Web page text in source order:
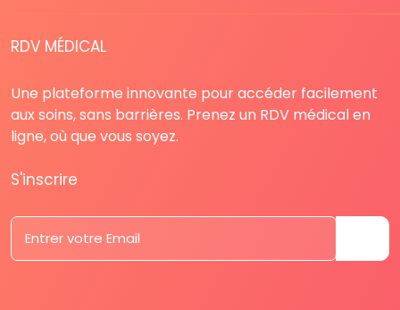
RDV MÉDICAL
Une plateforme innovante pour accéder facilement
aux soins, sans barrières. Prenez un RDV médical en
ligne, où que vous soyez.
S'inscrire